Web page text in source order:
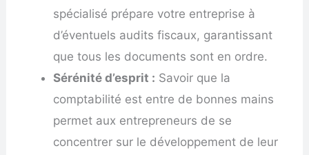
spécialisé prépare votre entreprise à
d’éventuels audits fiscaux, garantissant
que tous les documents sont en ordre.
Sérénité d’esprit : Savoir que la
comptabilité est entre de bonnes mains
permet aux entrepreneurs de se
concentrer sur le développement de leur